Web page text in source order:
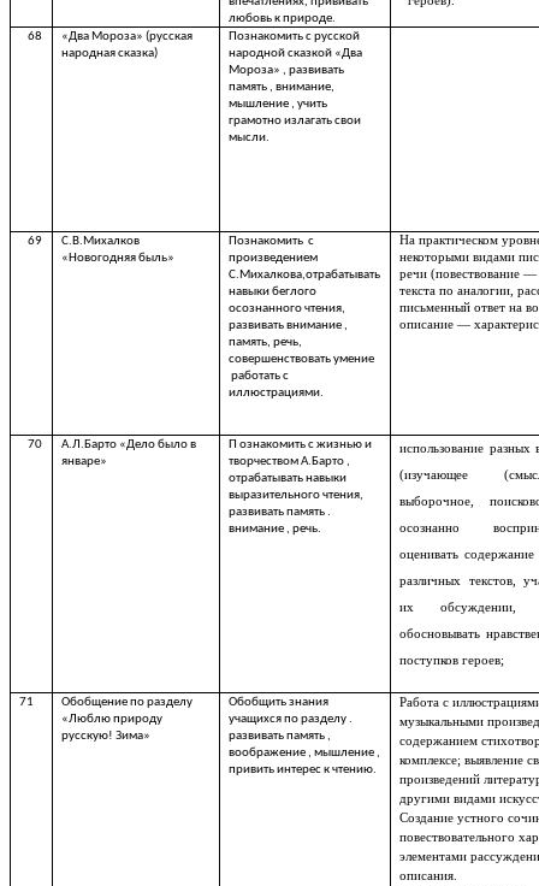
любовь к природе.
68
«Два Мороза» (русская
народная сказка)
Познакомить с русской
народной сказкой «Два
Мороза» , развивать
память , внимание,
мышление , учить
грамотно излагать свои
мысли.
69
С.В.Михалков
«Новогодняя быль»
Познакомить с
произведением
С.Михалкова,отрабатывать
навыки беглого
осознанного чтения,
развивать внимание ,
память, речь,
совершенствовать умение
работать с
иллюстрациями.
На практическом
некоторыми видами
речи (повествование —
текста по аналогии,
письменный ответ на
описание —
70
А.Л.Барто «Дело было в
январе»
П ознакомить с жизнью и
творчеством А.Барто ,
отрабатывать навыки
выразительного чтения,
развивать память .
внимание , речь.
использование разных
(изучающее
выборочное,
осознанно
оценивать
различных текстов,
их обсуждении,
обосновывать
поступков героев;
71
Обобщение по разделу
«Люблю природу
русскую! Зима»
Обобщить знания
учащихся по разделу .
развивать память ,
воображение , мышление ,
привить интерес к чтению.
Работа с
музыкальными
содержанием
комплексе; выявление
произведений
другими видами
Создание устного
повествовательного
элементами
описания.